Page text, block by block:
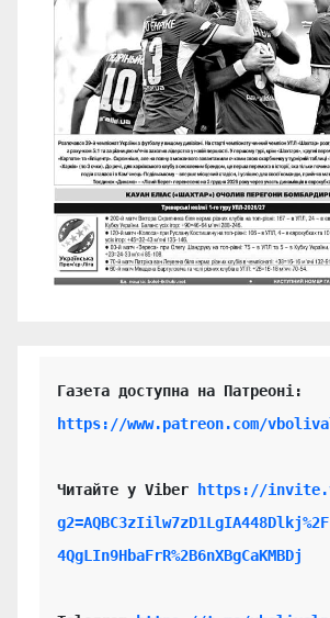
https://www.patreon.com/
Читайте у Viber
https://
4QgLIn9HbaFrR%2B6nXBgCaKMBDj